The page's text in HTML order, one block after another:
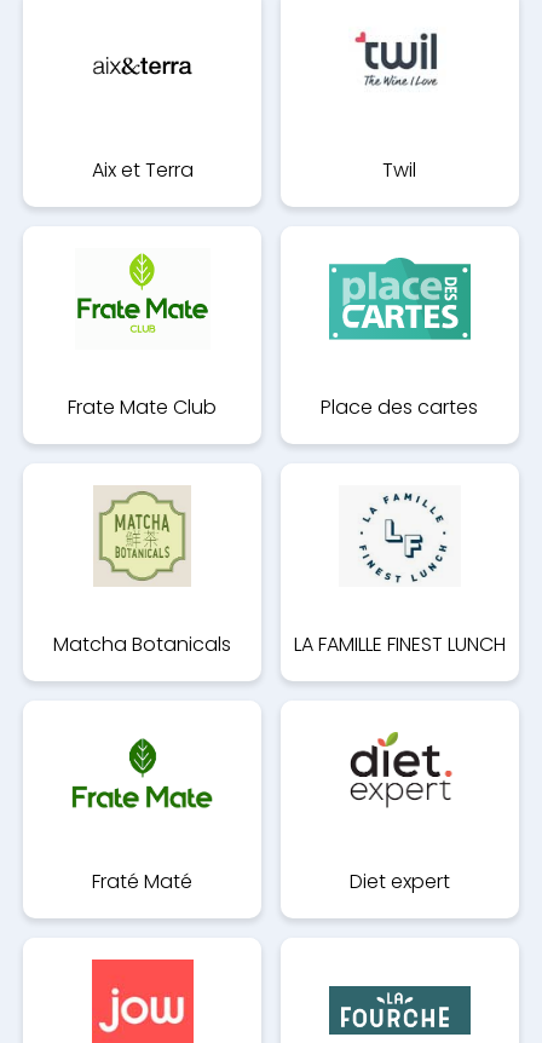
Aix et Terra Twil
Frate Mate Club Place des cartes
Matcha Botanicals LA FAMILLE FINEST LUNCH
Fraté Maté Diet expert